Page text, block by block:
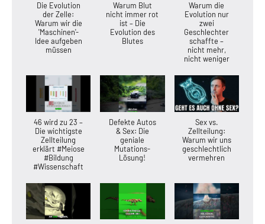
Die Evolution
der Zelle:
Warum wir die
'Maschinen'-
Idee aufgeben
müssen
Warum Blut
nicht immer rot
ist – Die
Evolution des
Blutes
Warum die
Evolution nur
zwei
Geschlechter
schaffte –
nicht mehr,
nicht weniger
46 wird zu 23 –
Die wichtigste
Zellteilung
erklärt #Meiose
#Bildung
#Wissenschaft
Defekte Autos
& Sex: Die
geniale
Mutations-
Lösung!
Sex vs.
Zellteilung:
Warum wir uns
geschlechtlich
vermehren